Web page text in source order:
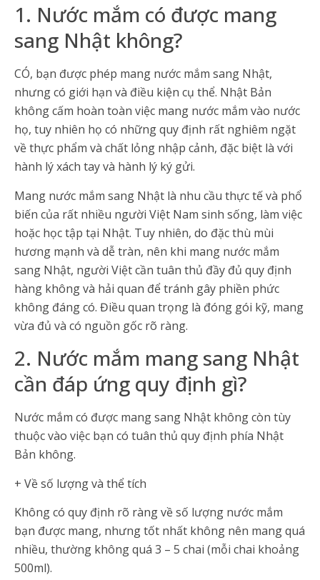
1. Nước mắm có được mang
sang Nhật không?
CÓ, bạn được phép mang nước mắm sang Nhật,
nhưng có giới hạn và điều kiện cụ thể. Nhật Bản
không cấm hoàn toàn việc mang nước mắm vào nước
họ, tuy nhiên họ có những quy định rất nghiêm ngặt
về thực phẩm và chất lỏng nhập cảnh, đặc biệt là với
hành lý xách tay và hành lý ký gửi.
Mang nước mắm sang Nhật là nhu cầu thực tế và phổ
biến của rất nhiều người Việt Nam sinh sống, làm việc
hoặc học tập tại Nhật. Tuy nhiên, do đặc thù mùi
hương mạnh và dễ tràn, nên khi mang nước mắm
sang Nhật, người Việt cần tuân thủ đầy đủ quy định
hàng không và hải quan để tránh gây phiền phức
không đáng có. Điều quan trọng là đóng gói kỹ, mang
vừa đủ và có nguồn gốc rõ ràng.
2. Nước mắm mang sang Nhật
cần đáp ứng quy định gì?
Nước mắm có được mang sang Nhật không còn tùy
thuộc vào việc bạn có tuân thủ quy định phía Nhật
Bản không.
+ Về số lượng và thể tích
Không có quy định rõ ràng về số lượng nước mắm
bạn được mang, nhưng tốt nhất không nên mang quá
nhiều, thường không quá 3 – 5 chai (mỗi chai khoảng
500ml).